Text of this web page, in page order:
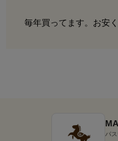
毎年買ってます。お安
パ